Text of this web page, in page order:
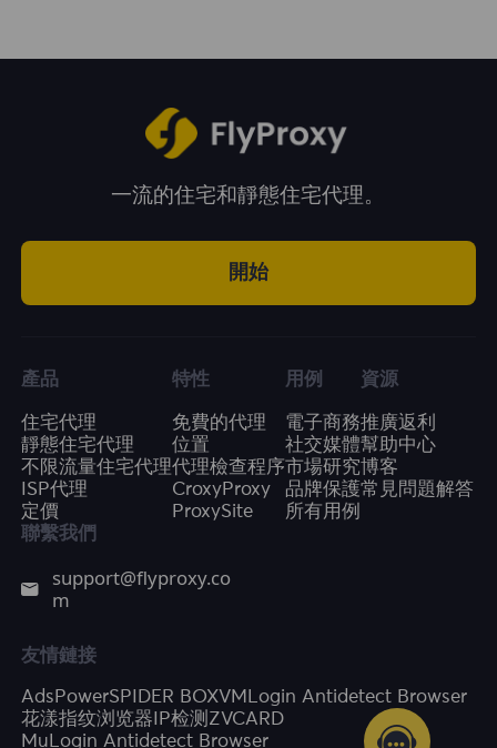
一流的住宅和靜態住宅代理。
開始
產品
住宅代理
靜態住宅代理
不限流量住宅代理
ISP代理
定價
特性
免費的代理
位置
代理檢查程序
CroxyProxy
ProxySite
用例
電子商務
社交媒體
市場研究
品牌保護
所有用例
資源
推廣返利
幫助中心
博客
常見問題解答
聯繫我們
support@flyproxy.co
m
友情鏈接
AdsPowerSPIDER BOXVMLogin Antidetect Browser
花漾指纹浏览器 IP检测 ZVCARD
MuLogin Antidetect Browser